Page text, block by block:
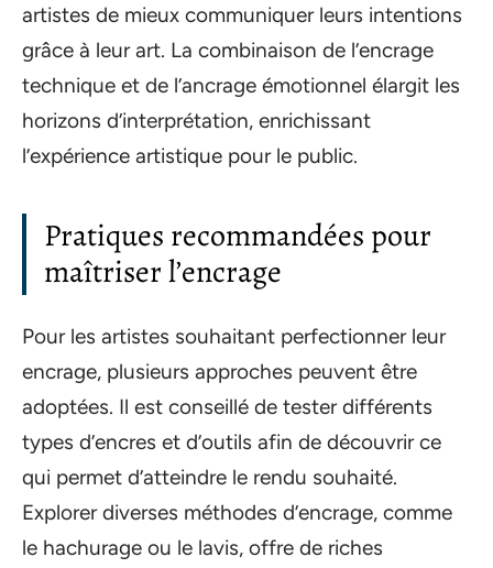
artistes de mieux communiquer leurs intentions
grâce à leur art. La combinaison de l’encrage
technique et de l’ancrage émotionnel élargit les
horizons d’interprétation, enrichissant
l’expérience artistique pour le public.
Pratiques recommandées pour
maîtriser l’encrage
Pour les artistes souhaitant perfectionner leur
encrage, plusieurs approches peuvent être
adoptées. Il est conseillé de tester différents
types d’encres et d’outils afin de découvrir ce
qui permet d’atteindre le rendu souhaité.
Explorer diverses méthodes d’encrage, comme
le hachurage ou le lavis, offre de riches